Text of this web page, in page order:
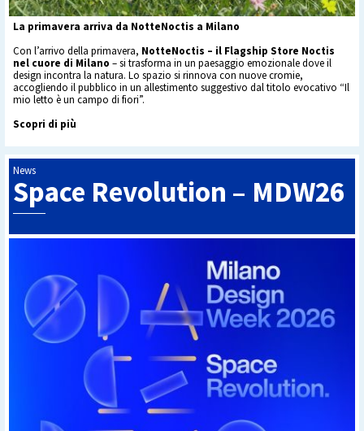
La primavera arriva da NotteNoctis a Milano
Con l’arrivo della primavera, NotteNoctis – il Flagship Store Noctis
nel cuore di Milano – si trasforma in un paesaggio emozionale dove il
design incontra la natura. Lo spazio si rinnova con nuove cromie,
accogliendo il pubblico in un allestimento suggestivo dal titolo evocativo “Il
mio letto è un campo di fiori”.
Scopri di più
News
Space Revolution – MDW26